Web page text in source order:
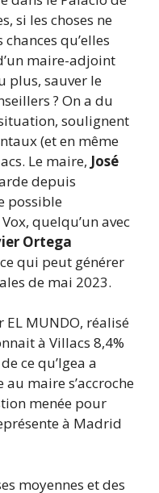
si les choses ne
qu’elles
maire-adjoint
plus, sauver le
? On a du
soulignent
(et en même
Le maire, José
depuis
possible
quelqu’un avec
Ortega
qui peut générer
de mai 2023.
EL MUNDO, réalisé
à Villacs 8,4%
ce qu’Igea a
maire s’accroche
menée pour
à Madrid
moyennes et des